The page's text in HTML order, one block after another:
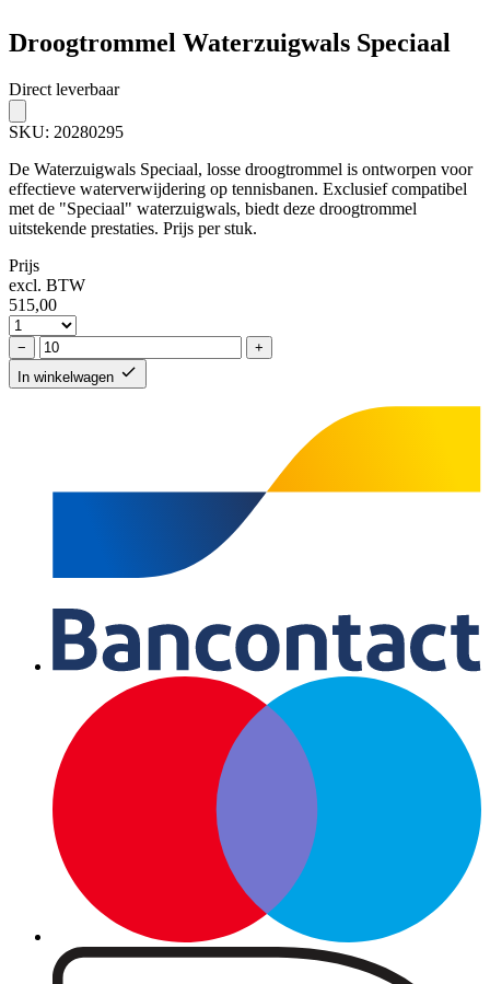
Droogtrommel Waterzuigwals Speciaal
Direct leverbaar
SKU: 20280295
De Waterzuigwals Speciaal, losse droogtrommel is ontworpen voor
effectieve waterverwijdering op tennisbanen. Exclusief compatibel
met de "Speciaal" waterzuigwals, biedt deze droogtrommel
uitstekende prestaties. Prijs per stuk.
Prijs
excl. BTW
515,00
−
+
In winkelwagen